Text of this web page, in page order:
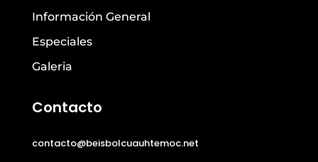
Información General
Especiales
Galeria
Contacto
contacto@beisbolcuauhtemoc.net